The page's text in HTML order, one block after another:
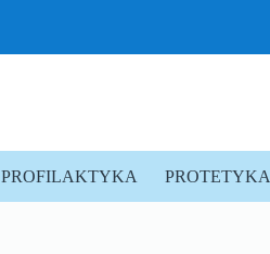
PROFILAKTYKA PROTETYKA